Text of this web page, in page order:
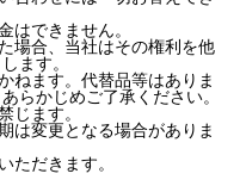
はできません。
場合、当社はその権利を他
ます。
ねます。代替品等はありま
らかじめご了承ください。
じます。
は変更となる場合がありま
ただきます。